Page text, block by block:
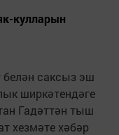
кулларын
саксыз эш
ширкәтендәге
Гадәттән тыш
хезмәте хәбәр